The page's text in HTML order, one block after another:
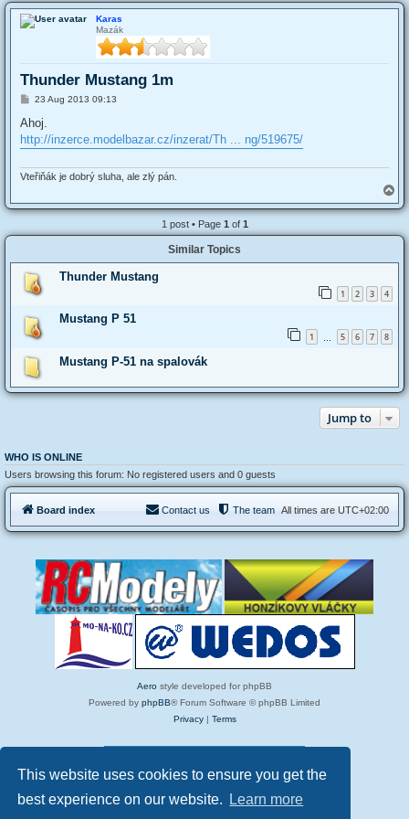
This website uses cookies to ensure you get the
best experience on our website.
Learn more
Karas
Mazák
Thunder Mustang 1m
P
s
23 Aug 2013 09:13
Ahoj.
http://inzerce.modelbazar.cz/inzerat/Th ... ng/519675/
Vteřiňák je dobrý sluha, ale zlý pán.
o
p
1 post • Page 1 of 1
Similar Topics
Thunder Mustang
1 2 3 4
Mustang P 51
1 5 6 7 8
Mustang P-51 na spalovák
Jump to
WHO IS ONLINE
Users browsing this forum: No registered users and 0 guests
Board index All times are UTC+02:00
The team
Contact us
Aero style developed for phpBB
Powered by phpBB® Forum Software © phpBB Limited
Privacy| Terms